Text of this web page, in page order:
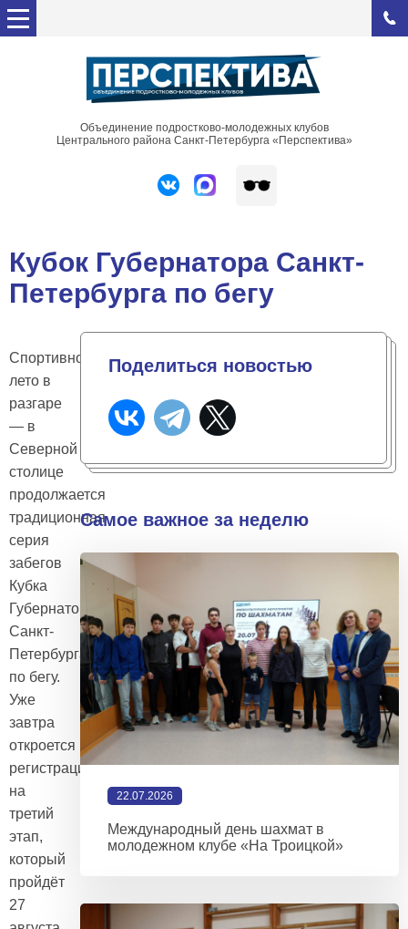
Объединение подростково-молодежных клубов
Центрального района Санкт-Петербурга «Перспектива»
Кубок Губернатора Санкт-
Петербурга по бегу
Спортивное
лето в
разгаре
— в
Северной
столице
продолжается
традиционная
серия
забегов
Кубка
Губернатора
Санкт-
Петербурга
по бегу.
Уже
завтра
откроется
регистрация
на
третий
этап,
который
пройдёт
27
Поделиться новостью
Самое важное за неделю
22.07.2026
Международный день шахмат в
молодежном клубе «На Троицкой»